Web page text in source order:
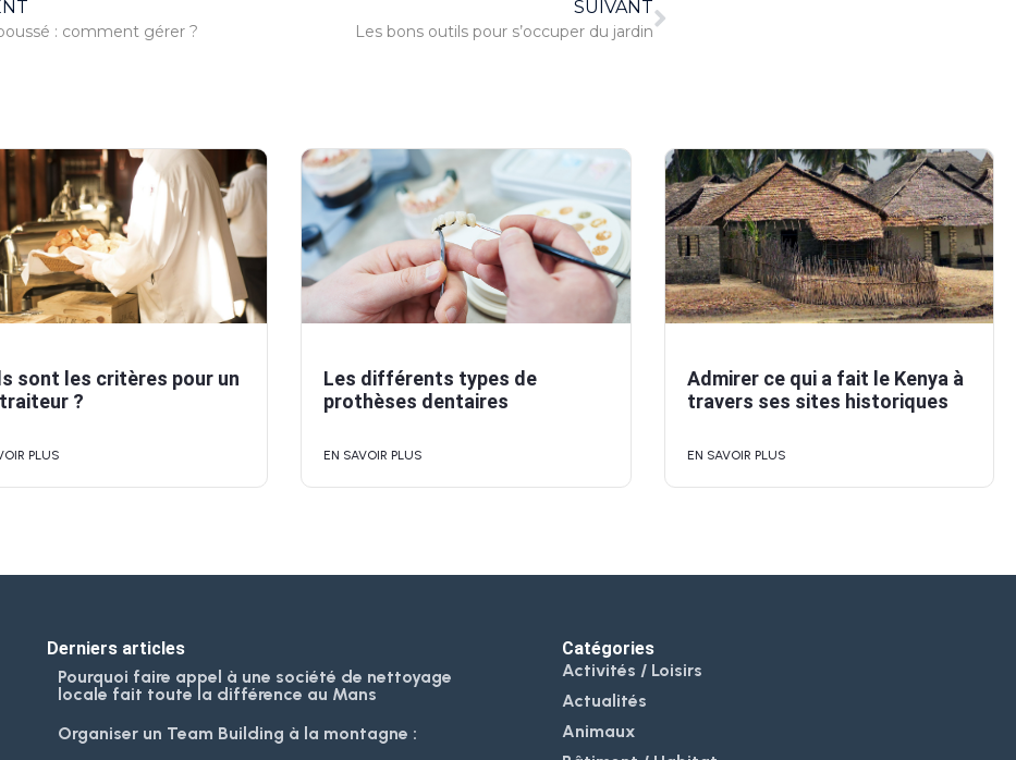
: comment gérer ?
SUIVANT
Les bons outils pour s’occuper du jardin
sont les critères pour un
?
PLUS
Les différents types de
prothèses dentaires
EN SAVOIR PLUS
Admirer ce qui a fait le Kenya à
travers ses sites historiques
EN SAVOIR PLUS
Derniers articles
Pourquoi faire appel à une société de nettoyage
locale fait toute la différence au Mans
Organiser un Team Building à la montagne :
Catégories
Activités / Loisirs
Actualités
Animaux